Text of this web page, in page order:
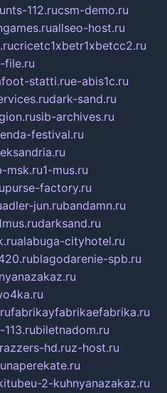
112.rucsm-demo.ru
allseo-host.ru
cricetc1xbetr1xbetcc2.ru
file.ru
statti.rue-abis1c.ru
dark-sand.ru
sib-archives.ru
festival.ru
msk.ru1-mus.ru
purse-factory.ru
adler-jun.rubandamn.ru
darksand.ru
alabuga-cityhotel.ru
blagodarenie-spb.ru
fabrikayfabrikaefabrika.ru
biletnadom.ru
hd.ruz-host.ru
naperekate.ru
2-kuhnyanazakaz.ru